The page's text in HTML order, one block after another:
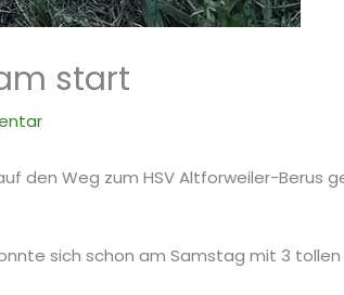
start
den Weg zum HSV Altforweiler-Berus
sich schon am Samstag mit 3 tollen